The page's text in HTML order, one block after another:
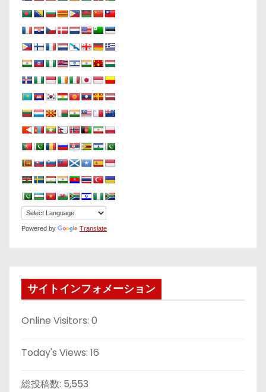
Powered by Translate
サイトインフォメーション
Online Visitors: 0
Today's Views: 16
総投稿数: 5,553